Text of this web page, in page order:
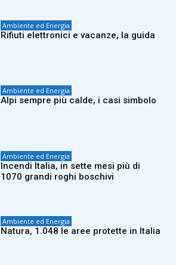
Ambiente ed Energia
Rifiuti elettronici e vacanze, la guida
Ambiente ed Energia
Alpi sempre più calde, i casi simbolo
Ambiente ed Energia
Incendi Italia, in sette mesi più di
1070 grandi roghi boschivi
Ambiente ed Energia
Natura, 1.048 le aree protette in Italia